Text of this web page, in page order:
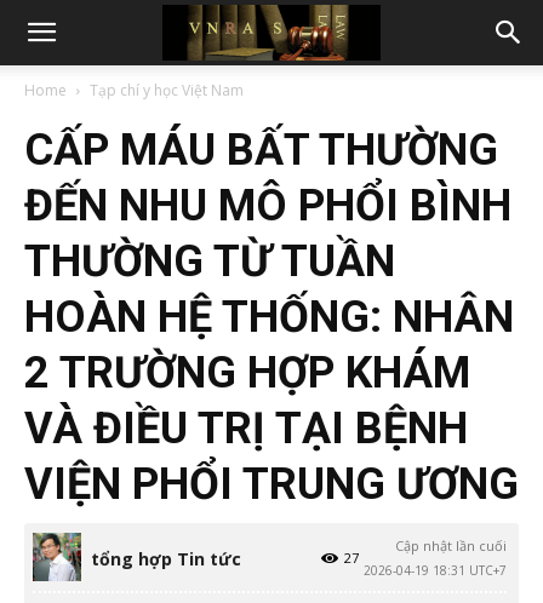
Home Tạp chí y học Việt Nam
CẤP MÁU BẤT THƯỜNG
ĐẾN NHU MÔ PHỔI BÌNH
THƯỜNG TỪ TUẦN
HOÀN HỆ THỐNG: NHÂN
2 TRƯỜNG HỢP KHÁM
VÀ ĐIỀU TRỊ TẠI BỆNH
VIỆN PHỔI TRUNG ƯƠNG
tổng hợp Tin tức
Cập nhật lần cuối
2026-04-19 18:31 UTC+7
27